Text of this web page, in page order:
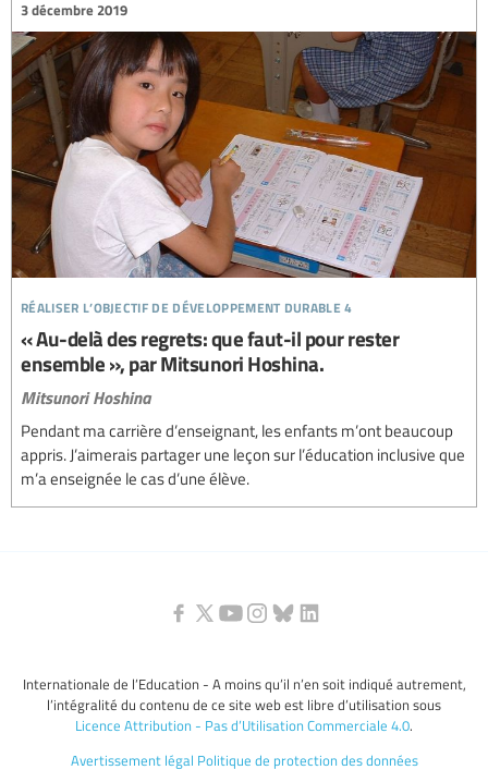
réaliser l’objectif de développement durable 4
3 décembre 2019
« Au-delà des regrets: que faut-il pour rester
ensemble », par Mitsunori Hoshina.
Mitsunori Hoshina
Pendant ma carrière d’enseignant, les enfants m’ont beaucoup
appris. J’aimerais partager une leçon sur l’éducation inclusive que
m’a enseignée le cas d’une élève.
Internationale de l’Education - A moins qu’il n’en soit indiqué autrement,
l’intégralité du contenu de ce site web est libre d’utilisation sous
Licence Attribution - Pas d’Utilisation Commerciale 4.0.
Avertissement légal Politique de protection des données